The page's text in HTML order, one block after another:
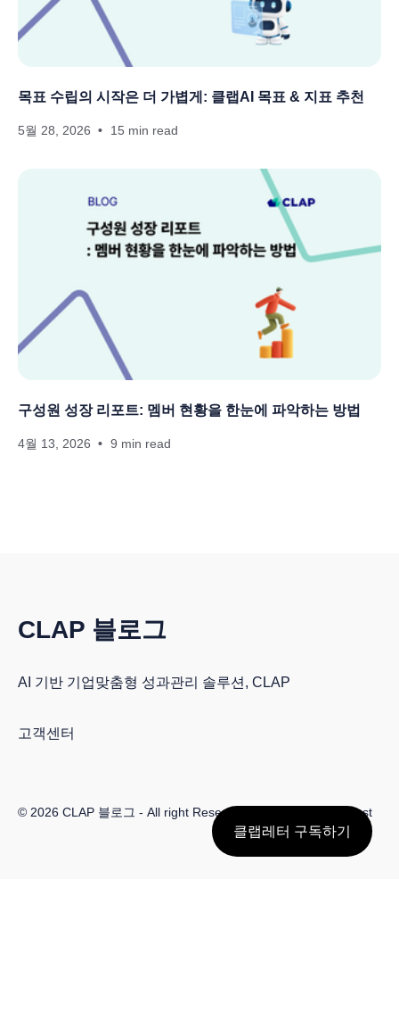
목표 수립의 시작은 더 가볍게: 클랩AI 목표 & 지표 추천
5월 28, 2026 15 min read
구성원 성장 리포트: 멤버 현황을 한눈에 파악하는 방법
4월 13, 2026 9 min read
CLAP 블로그
AI 기반 기업맞춤형 성과관리 솔루션, CLAP
고객센터
© 2026 CLAP 블로그 - All right Reserved. Published with Ghost
클랩레터 구독하기